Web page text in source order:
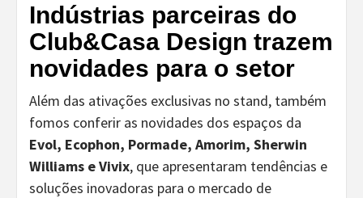
Indústrias parceiras do
Club&Casa Design trazem
novidades para o setor
Além das ativações exclusivas no stand, também
fomos conferir as novidades dos espaços da
Evol, Ecophon, Pormade, Amorim, Sherwin
Williams e Vivix, que apresentaram tendências e
soluções inovadoras para o mercado de